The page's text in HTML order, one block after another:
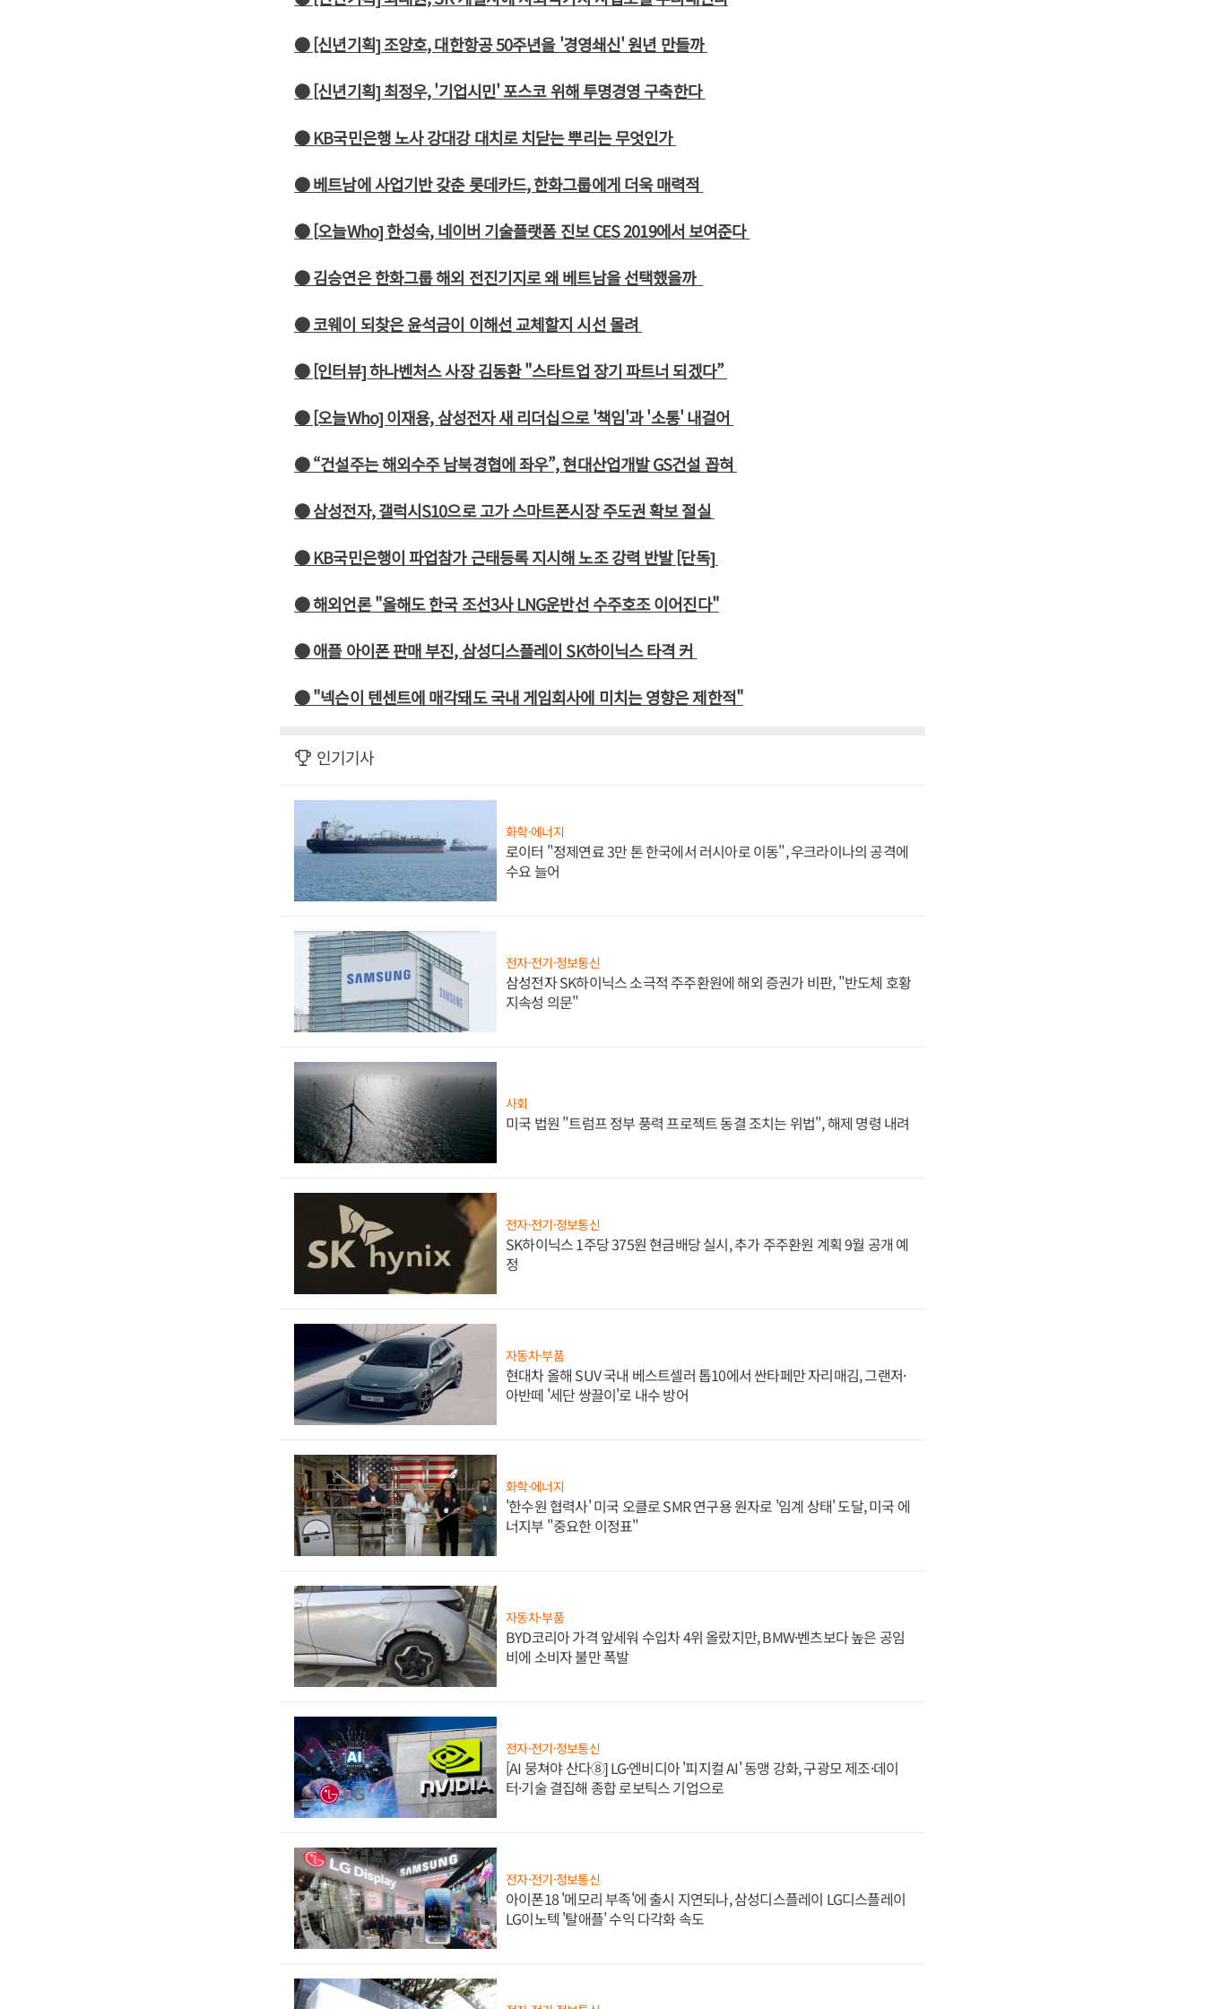
● [신년기획] 조양호, 대한항공 50주년을 '경영쇄신' 원년 만들까
● [신년기획] 최정우, '기업시민' 포스코 위해 투명경영 구축한다
● KB국민은행 노사 강대강 대치로 치닫는 뿌리는 무엇인가
● 베트남에 사업기반 갖춘 롯데카드, 한화그룹에게 더욱 매력적
● [오늘Who] 한성숙, 네이버 기술플랫폼 진보 CES 2019에서 보여준다
● 김승연은 한화그룹 해외 전진기지로 왜 베트남을 선택했을까
● 코웨이 되찾은 윤석금이 이해선 교체할지 시선 몰려
● [인터뷰] 하나벤처스 사장 김동환 "스타트업 장기 파트너 되겠다”
● [오늘Who] 이재용, 삼성전자 새 리더십으로 '책임'과 '소통' 내걸어
● “건설주는 해외수주 남북경협에 좌우”, 현대산업개발 GS건설 꼽혀
● 삼성전자, 갤럭시S10으로 고가 스마트폰시장 주도권 확보 절실
● KB국민은행이 파업참가 근태등록 지시해 노조 강력 반발 [단독]
● 해외언론 "올해도 한국 조선3사 LNG운반선 수주호조 이어진다"
● 애플 아이폰 판매 부진, 삼성디스플레이 SK하이닉스 타격 커
● "넥슨이 텐센트에 매각돼도 국내 게임회사에 미치는 영향은 제한적"
인기기사
화학·에너지
로이터 "정제연료 3만 톤 한국에서 러시아로 이동", 우크라이나의 공격에
수요 늘어
전자·전기·정보통신
삼성전자 SK하이닉스 소극적 주주환원에 해외 증권가 비판, "반도체 호황
지속성 의문"
사회
미국 법원 "트럼프 정부 풍력 프로젝트 동결 조치는 위법", 해제 명령 내려
전자·전기·정보통신
SK하이닉스 1주당 375원 현금배당 실시, 추가 주주환원 계획 9월 공개 예
정
자동차·부품
현대차 올해 SUV 국내 베스트셀러 톱10에서 싼타페만 자리매김, 그랜저·
아반떼 '세단 쌍끌이'로 내수 방어
화학·에너지
'한수원 협력사' 미국 오클로 SMR 연구용 원자로 '임계 상태' 도달, 미국 에
너지부 "중요한 이정표"
자동차·부품
BYD코리아 가격 앞세워 수입차 4위 올랐지만, BMW·벤츠보다 높은 공임
비에 소비자 불만 폭발
전자·전기·정보통신
[AI 뭉쳐야 산다⑧] LG·엔비디아 '피지컬 AI' 동맹 강화, 구광모 제조·데이
터·기술 결집해 종합 로보틱스 기업으로
전자·전기·정보통신
아이폰18 '메모리 부족'에 출시 지연되나, 삼성디스플레이 LG디스플레이
LG이노텍 '탈애플' 수익 다각화 속도